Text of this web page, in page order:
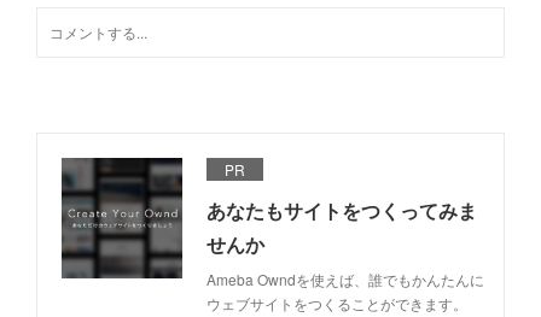
PR
あなたもサイトをつくってみま
せんか
Ameba Owndを使えば、誰でもかんたんに
ウェブサイトをつくることができます。